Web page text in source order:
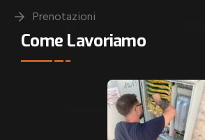
Prenotazioni
Come Lavoriamo